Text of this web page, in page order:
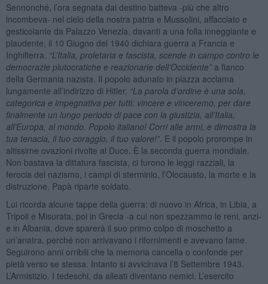
Sennonché, l’ora segnata dal destino batteva -più che altro
incombeva- nel cielo della nostra patria e Mussolini, affacciato e
gesticolante da Palazzo Venezia, davanti a una folla inneggiante e
plaudente, il 10 Giugno del 1940 dichiara guerra a Francia e
Inghilterra. “L ’Italia, proletaria e fascista, scende in campo contro le
democrazie plutocratiche e reazionarie dell’Occidente”a fianco
della Germania nazista. Il popolo adunato in piazza acclama
lungamente all’indirizzo di Hitler. “La parola d’ordine è una sola,
categorica e impegnativa per tutti: vincere e vinceremo, per dare
finalmente un lungo periodo di pace con la giustizia, all’Italia,
all’Europa, al mondo. Popolo italiano! Corri alle armi, e dimostra la
tua tenacia, il tuo coraggio, il tuo valore!”. E il popolo prorompe in
altissime ovazioni rivolte al Duce. È la seconda guerra mondiale.
Non bastava la dittatura fascista, ci furono le leggi razziali, la
ferocia del nazismo, i campi di sterminio, l’Olocausto, la morte e la
distruzione. Papà riparte soldato.
Lui ricorda alcune tappe della guerra: di nuovo in Africa, in Libia, a
Tripoli e Misurata, poi in Grecia -a cui non spezzammo le reni, anzi-
e in Albania, dove sparerà il suo primo colpo di moschetto a
un’anatra, perché non arrivavano i rifornimenti e avevano fame.
Seguirono anni orribili che la memoria cancella o confonde per
pietà verso se stessa. Intanto si avvicinava l’8 Settembre 1943.
L’Armistizio. I tedeschi, da alleati diventano nemici. L’esercito